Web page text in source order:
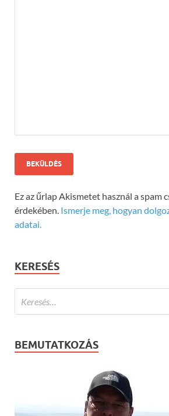
Ez az űrlap Akismetet használ a spam
érdekében. Ismerje meg, hogyan
adatai.
KERESÉS
BEMUTATKOZÁS